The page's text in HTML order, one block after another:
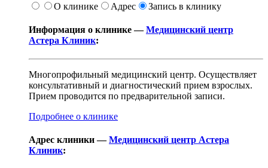
О клинике
Адрес Запись в клинику
Информация о клинике —Медицинский центр
Астера Клиник:
Многопрофильный медицинский центр. Осуществляет
консультативный и диагностический прием взрослых.
Прием проводится по предварительной записи.
Подробнее о клинике
Адрес клиники —Медицинский центр Астера
Клиник: